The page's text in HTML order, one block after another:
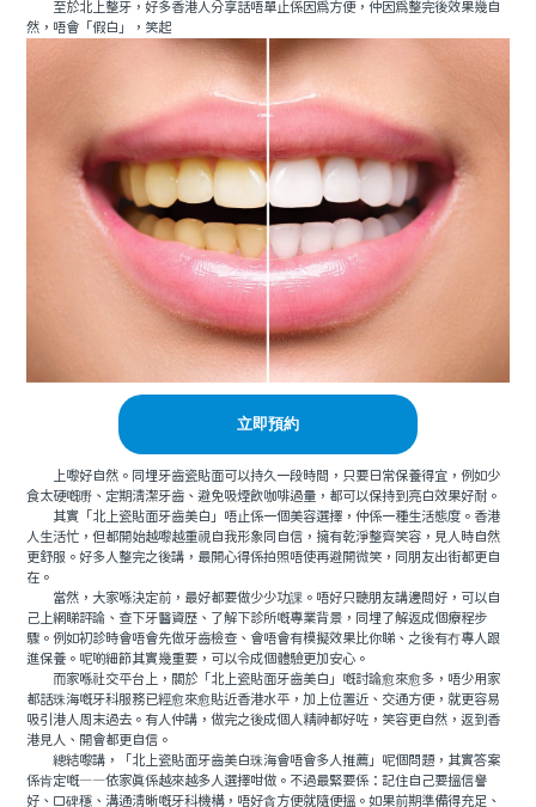
至於北上整牙，好多香港人分享話唔單止係因為方便，仲因為整完後效果幾自
然，唔會「假白」，笑起
立即預約
上嚟好自然。同埋牙齒瓷貼面可以持久一段時間，只要日常保養得宜，例如少
食太硬嘅嘢、定期清潔牙齒、避免吸煙飲咖啡過量，都可以保持到亮白效果好耐。
其實「北上瓷貼面牙齒美白」唔止係一個美容選擇，仲係一種生活態度。香港
人生活忙，但都開始越嚟越重視自我形象同自信，擁有乾淨整齊笑容，見人時自然
更舒服。好多人整完之後講，最開心得係拍照唔使再避開微笑，同朋友出街都更自
在。
當然，大家喺決定前，最好都要做少少功課。唔好只聽朋友講邊間好，可以自
己上網睇評論、查下牙醫資歷、了解下診所嘅專業背景，同埋了解返成個療程步
驟。例如初診時會唔會先做牙齒檢查、會唔會有模擬效果比你睇、之後有冇專人跟
進保養。呢啲細節其實幾重要，可以令成個體驗更加安心。
而家喺社交平台上，關於「北上瓷貼面牙齒美白」嘅討論愈來愈多，唔少用家
都話珠海嘅牙科服務已經愈來愈貼近香港水平，加上位置近、交通方便，就更容易
吸引港人周末過去。有人仲講，做完之後成個人精神都好咗，笑容更自然，返到香
港見人、開會都更自信。
總結嚟講，「北上瓷貼面牙齒美白珠海會唔會多人推薦」呢個問題，其實答案
係肯定嘅——依家真係越來越多人選擇咁做。不過最緊要係：記住自己要搵信譽
好、口碑穩、溝通清晰嘅牙科機構，唔好貪方便就隨便搵。如果前期準備得充足、